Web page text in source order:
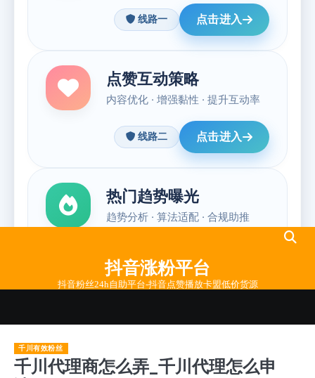
抖音涨粉平台
抖音粉丝24h自助平台-抖音点赞播放卡盟低价货源
千川有效粉丝
千川代理商怎么弄_千川代理怎么申